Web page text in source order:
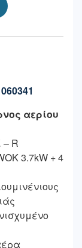
αερίου
– R
3.7kW + 4